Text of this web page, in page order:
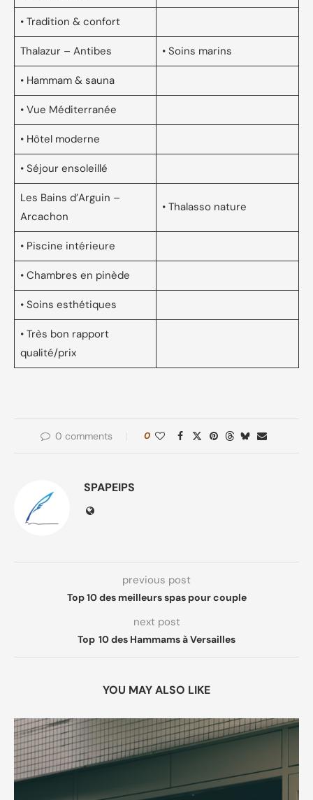
• Tradition & confort
Thalazur – Antibes • Soins marins
• Hammam & sauna
• Vue Méditerranée
• Hôtel moderne
• Séjour ensoleillé
Les Bains d’Arguin –
Arcachon
• Thalasso nature
• Piscine intérieure
• Chambres en pinède
• Soins esthétiques
• Très bon rapport
qualité/prix
0 comments 0
SPAPEIPS
previous post
Top 10 des meilleurs spas pour couple
next post
Top 10 des Hammams à Versailles
YOU MAY ALSO LIKE